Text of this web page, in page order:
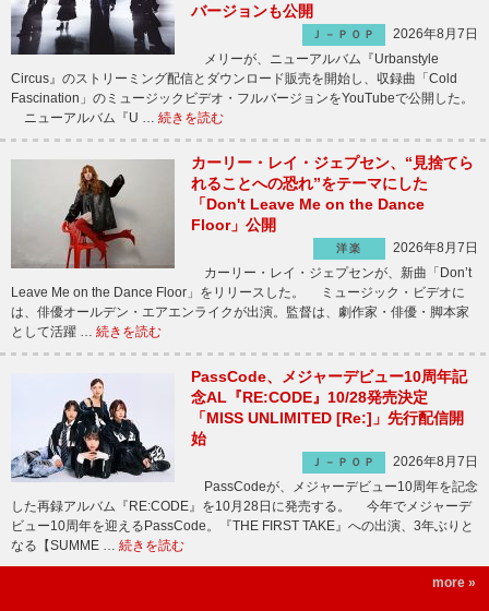
バージョンも公開
Ｊ－ＰＯＰ
2026年8月7日
メリーが、ニューアルバム『Urbanstyle
Circus』のストリーミング配信とダウンロード販売を開始し、収録曲「Cold
Fascination」のミュージックビデオ・フルバージョンをYouTubeで公開した。
ニューアルバム『U … 続きを読む
カーリー・レイ・ジェプセン、“見捨てら
れることへの恐れ”をテーマにした
「Don't Leave Me on the Dance
Floor」公開
洋楽
2026年8月7日
カーリー・レイ・ジェプセンが、新曲「Don’t
Leave Me on the Dance Floor」をリリースした。 ミュージック・ビデオに
は、俳優オールデン・エアエンライクが出演。監督は、劇作家・俳優・脚本家
として活躍 … 続きを読む
PassCode、メジャーデビュー10周年記
念AL『RE:CODE』10/28発売決定
「MISS UNLIMITED [Re:]」先行配信開
始
Ｊ－ＰＯＰ
2026年8月7日
PassCodeが、メジャーデビュー10周年を記念
した再録アルバム『RE:CODE』を10月28日に発売する。 今年でメジャーデ
ビュー10周年を迎えるPassCode。『THE FIRST TAKE』への出演、3年ぶりと
なる【SUMME … 続きを読む
more »